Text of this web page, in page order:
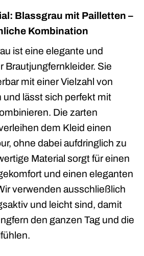
Blassgrau mit Pailletten –
Kombination
ist eine elegante und
Brautjungfernkleider. Sie
mit einer Vielzahl von
lässt sich perfekt mit
Die zarten
dem Kleid einen
ohne dabei aufdringlich zu
Material sorgt für einen
und einen eleganten
verwenden ausschließlich
und leicht sind, damit
den ganzen Tag und die